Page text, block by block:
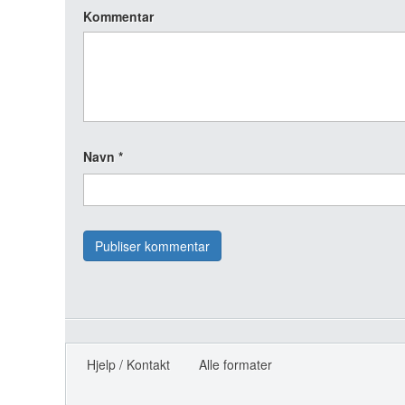
Kommentar
Navn *
Hjelp / Kontakt
Alle formater